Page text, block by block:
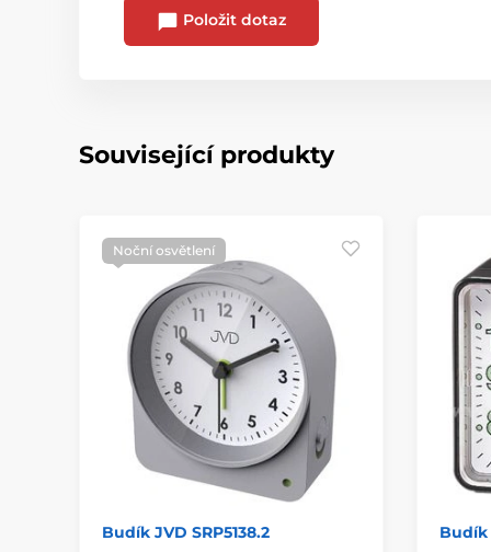
Položit dotaz
Související produkty
Noční osvětlení
Budík JVD SRP5138.2 Budík